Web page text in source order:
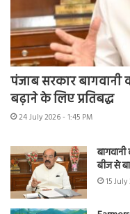
पंजाब सरकार
बढ़ाने के लिए प्रतिबद्ध
24 July 2026 - 1:45 PM
बीज से
15 July